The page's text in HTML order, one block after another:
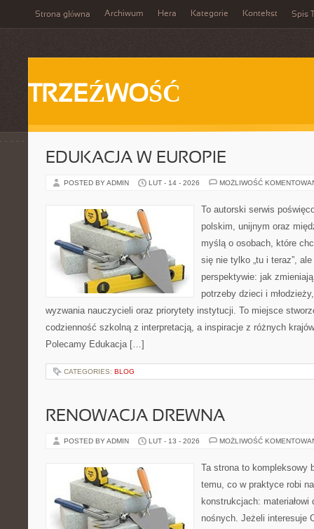
Strona główna Archiwum Hera Kategorie Kontekst Spis
TRZEŹWOŚĆ
EDUKACJA W EUROPIE
POSTED BY ADMIN LUT - 14 - 2026 MOŻLIWOŚĆ
To autorski serwis
polskim, unijnym oraz
myślą o osobach, które
się nie tylko „tu i teraz”,
perspektywie: jak
potrzeby dzieci i
wyzwania nauczycieli oraz priorytety instytucji. To miejsce
codzienność szkolną z interpretacją, a inspiracje z różnych krajów
Polecamy Edukacja […]
CATEGORIES: BLOG
RENOWACJA DREWNA
POSTED BY ADMIN LUT - 13 - 2026 MOŻLIWOŚĆ
Ta strona to kompleksowy
temu, co w praktyce robi
konstrukcjach:
nośnych. Jeżeli interesuje